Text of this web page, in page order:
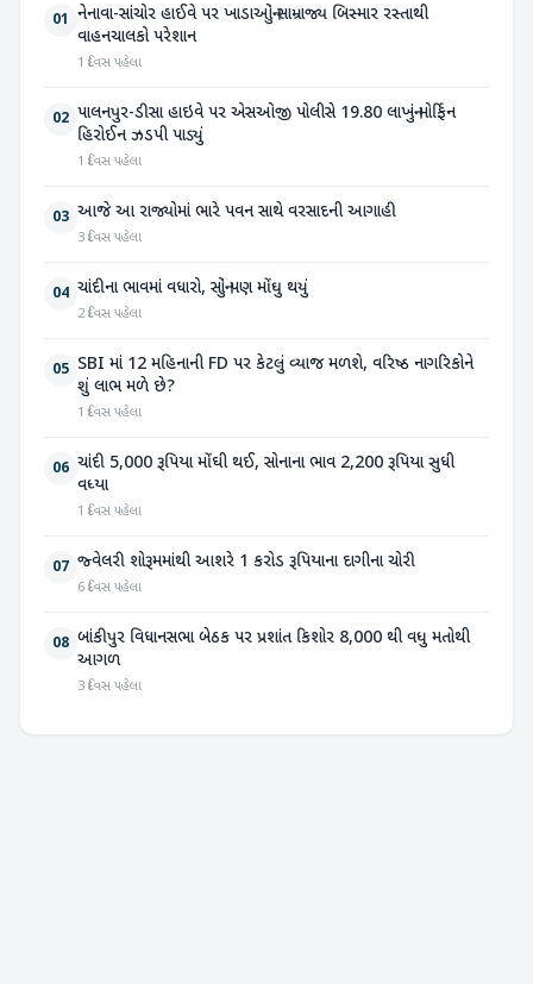
01 નેનાવા-સાંચોર હાઈવે પર ખાડાઓનું સામ્રાજ્ય બિસ્માર રસ્તાથી
વાહનચાલકો પરેશાન
1 દિવસ પહેલા
02 પાલનપુર-ડીસા હાઇવે પર એસઓજી પોલીસે 19.80 લાખનું મોર્ફિન
હિરોઈન ઝડપી પાડ્યું
1 દિવસ પહેલા
03 આજે આ રાજ્યોમાં ભારે પવન સાથે વરસાદની આગાહી
3 દિવસ પહેલા
04 ચાંદીના ભાવમાં વધારો, સોનું પણ મોંઘુ થયું
2 દિવસ પહેલા
05 SBI માં 12 મહિનાની FD પર કેટલું વ્યાજ મળશે, વરિષ્ઠ નાગરિકોને
શું લાભ મળે છે?
1 દિવસ પહેલા
06 ચાંદી 5,000 રૂપિયા મોંઘી થઈ, સોનાના ભાવ 2,200 રૂપિયા સુધી
વધ્યા
1 દિવસ પહેલા
07 જ્વેલરી શોરૂમમાંથી આશરે 1 કરોડ રૂપિયાના દાગીના ચોરી
6 દિવસ પહેલા
08 બાંકીપુર વિધાનસભા બેઠક પર પ્રશાંત કિશોર 8,000 થી વધુ મતોથી
આગળ
3 દિવસ પહેલા